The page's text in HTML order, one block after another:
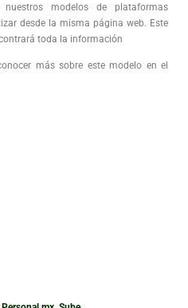
modelos de plataformas
desde la misma página web. Este
toda la información
más sobre este modelo en el